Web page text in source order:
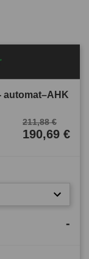
automat–AHK
211,88 €
190,69 €
-